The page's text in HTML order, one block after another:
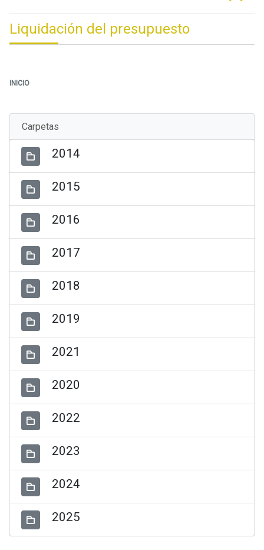
Liquidación del presupuesto
INICIO
Carpetas
2014
2015
2016
2017
2018
2019
2021
2020
2022
2023
2024
2025